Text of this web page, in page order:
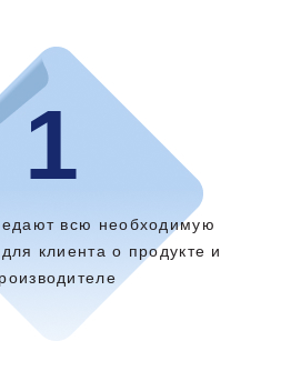
1
всю необходимую
клиента о продукте и